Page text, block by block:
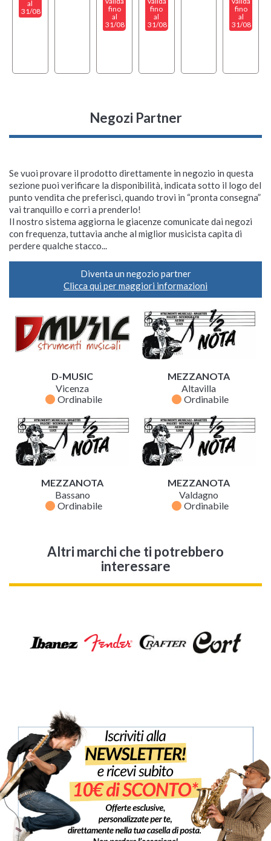
al
31/08
fino
al
31/08
fino
al
31/08
fino
al
31/08
Negozi Partner
Se vuoi provare il prodotto direttamente in negozio in questa
sezione puoi verificare la disponibilità, indicata sotto il logo del
punto vendita che preferisci, quando trovi in “pronta consegna”
vai tranquillo e corri a prenderlo!
Il nostro sistema aggiorna le giacenze comunicate dai negozi
con frequenza, tuttavia anche al miglior musicista capita di
perdere qualche stacco...
Diventa un negozio partner
Clicca qui per maggiori informazioni
D-MUSIC
Vicenza
fiber_manual_record Ordinabile
MEZZANOTA
Altavilla
fiber_manual_record Ordinabile
MEZZANOTA
Bassano
fiber_manual_record Ordinabile
MEZZANOTA
Valdagno
fiber_manual_record Ordinabile
Altri marchi che ti potrebbero
interessare